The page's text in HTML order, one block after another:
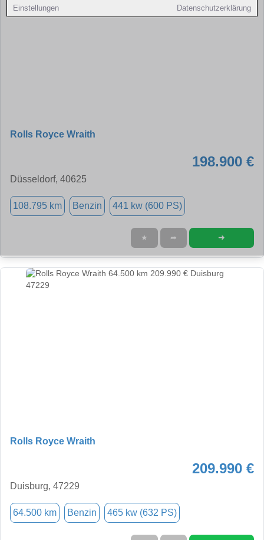
Einstellungen Datenschutzerklärung
Rolls Royce Wraith
198.900 €
Düsseldorf, 40625
108.795 km Benzin 441 kw (600 PS)
★ ➦ ➜
Rolls Royce Wraith
209.990 €
Duisburg, 47229
64.500 km Benzin 465 kw (632 PS)